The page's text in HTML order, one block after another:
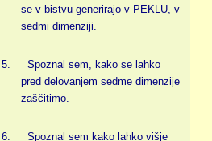
se v bistvu generirajo v PEKLU, v
sedmi dimenziji.
5.
Spoznal sem, kako se lahko
pred delovanjem sedme dimenzije
zaščitimo.
6.
Spoznal sem kako lahko višje